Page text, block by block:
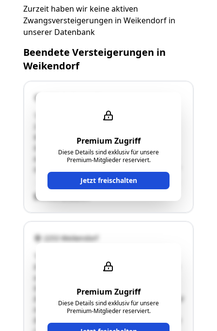
Zurzeit haben wir keine aktiven
Zwangsversteigerungen in Weikendorf in
unserer Datenbank
Beendete Versteigerungen in
Weikendorf
Premium Zugriff
Diese Details sind exklusiv für unsere
Premium-Mitglieder reserviert.
Jetzt freischalten
"Das Grundstück 646/4 hat eine Fläche von
Wie aus dem Luftbild erkennbar, liegt dieses
Grundstück in einem naturräumlich gut
ausgestatten Bereich. Bedingt durch diese Lage
ist ein hoher Wilddruck ( Fährten) erkennbar. …"
SCHÄTZWERT
Premium Zugriff
Diese Details sind exklusiv für unsere
Premium-Mitglieder reserviert.
2253 Weikendorf
Die beiden Grundstücke 320/1 und 320/3 liegen
unmittelbar nebeneinander und haben eine
Gesamtfläche von 11.397 m².
Die Grundstücke sind derzeit verpachtet und sind
in einem guten Zustand.
Die Bearbeitung ist auf Grund der Konfiguration